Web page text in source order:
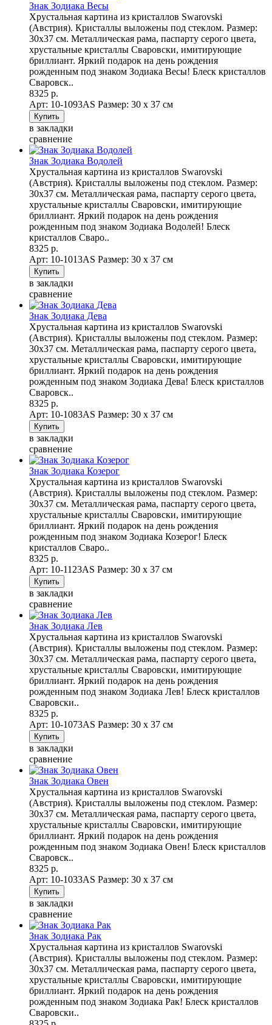
Знак Зодиака Весы
Хрустальная картина из кристаллов Swarovski
(Австрия). Кристаллы выложены под стеклом. Размер:
30х37 см. Металлическая рама, паспарту серого цвета,
хрустальные кристаллы Сваровски, имитирующие
бриллиант. Яркий подарок на день рождения
рожденным под знаком Зодиака Весы! Блеск кристаллов
Сваровск..
8325 р.
Арт: 10-1093AS Размер: 30 х 37 см
в закладки
сравнение
Знак Зодиака Водолей
Хрустальная картина из кристаллов Swarovski
(Австрия). Кристаллы выложены под стеклом. Размер:
30х37 см. Металлическая рама, паспарту серого цвета,
хрустальные кристаллы Сваровски, имитирующие
бриллиант. Яркий подарок на день рождения
рожденным под знаком Зодиака Водолей! Блеск
кристаллов Сваро..
8325 р.
Арт: 10-1013AS Размер: 30 х 37 см
в закладки
сравнение
Знак Зодиака Дева
Хрустальная картина из кристаллов Swarovski
(Австрия). Кристаллы выложены под стеклом. Размер:
30х37 см. Металлическая рама, паспарту серого цвета,
хрустальные кристаллы Сваровски, имитирующие
бриллиант. Яркий подарок на день рождения
рожденным под знаком Зодиака Дева! Блеск кристаллов
Сваровск..
8325 р.
Арт: 10-1083AS Размер: 30 х 37 см
в закладки
сравнение
Знак Зодиака Козерог
Хрустальная картина из кристаллов Swarovski
(Австрия). Кристаллы выложены под стеклом. Размер:
30х37 см. Металлическая рама, паспарту серого цвета,
хрустальные кристаллы Сваровски, имитирующие
бриллиант. Яркий подарок на день рождения
рожденным под знаком Зодиака Козерог! Блеск
кристаллов Сваро..
8325 р.
Арт: 10-1123AS Размер: 30 х 37 см
в закладки
сравнение
Знак Зодиака Лев
Хрустальная картина из кристаллов Swarovski
(Австрия). Кристаллы выложены под стеклом. Размер:
30х37 см. Металлическая рама, паспарту серого цвета,
хрустальные кристаллы Сваровски, имитирующие
бриллиант. Яркий подарок на день рождения
рожденным под знаком Зодиака Лев! Блеск кристаллов
Сваровски..
8325 р.
Арт: 10-1073AS Размер: 30 х 37 см
в закладки
сравнение
Знак Зодиака Овен
Хрустальная картина из кристаллов Swarovski
(Австрия). Кристаллы выложены под стеклом. Размер:
30х37 см. Металлическая рама, паспарту серого цвета,
хрустальные кристаллы Сваровски, имитирующие
бриллиант. Яркий подарок на день рождения
рожденным под знаком Зодиака Овен! Блеск кристаллов
Сваровск..
8325 р.
Арт: 10-1033AS Размер: 30 х 37 см
в закладки
сравнение
Знак Зодиака Рак
Хрустальная картина из кристаллов Swarovski
(Австрия). Кристаллы выложены под стеклом. Размер:
30х37 см. Металлическая рама, паспарту серого цвета,
хрустальные кристаллы Сваровски, имитирующие
бриллиант. Яркий подарок на день рождения
рожденным под знаком Зодиака Рак! Блеск кристаллов
Сваровски..